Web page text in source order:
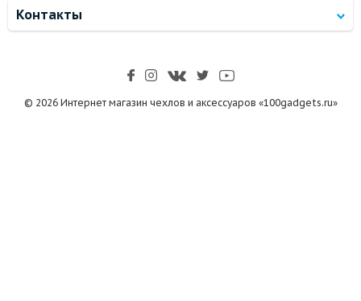
Контакты
© 2026 Интернет магазин чехлов и аксессуаров «100gadgets.ru»